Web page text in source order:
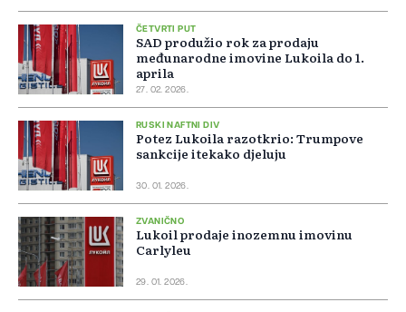
ČETVRTI PUT
SAD produžio rok za prodaju
međunarodne imovine Lukoila do 1.
aprila
27. 02. 2026.
RUSKI NAFTNI DIV
Potez Lukoila razotkrio: Trumpove
sankcije itekako djeluju
30. 01. 2026.
ZVANIČNO
Lukoil prodaje inozemnu imovinu
Carlyleu
29. 01. 2026.